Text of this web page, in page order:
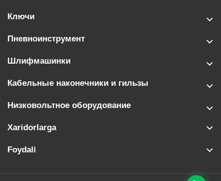
Ключи
Пневноинструмент
Шлифмашинки
Кабельные наконечники и гильзы
Низковольтное оборудование
Xaridorlarga
Foydali